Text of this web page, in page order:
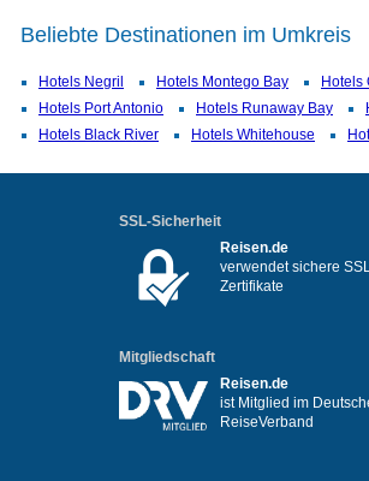
Beliebte Destinationen im Umkreis
Hotels Negril Hotels Montego Bay
Hotels
Hotels Port Antonio
Hotels Runaway Bay
Hotels Black River
Hotels Whitehouse
SSL-Sicherheit
Reisen.de
verwendet sichere
Zertifikate
Mitgliedschaft
Reisen.de
ist Mitglied im
ReiseVerband